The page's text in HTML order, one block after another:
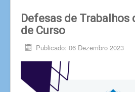
Defesas de Trabalhos
de Curso
Publicado: 06 Dezembro 2023